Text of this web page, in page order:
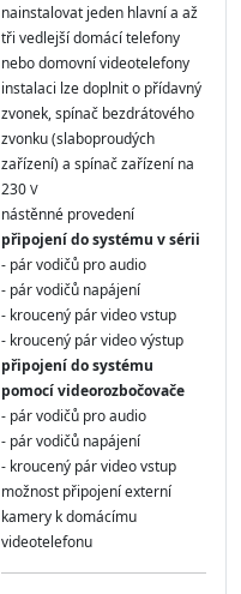
nainstalovat jeden hlavní a až
tři vedlejší domácí telefony
nebo domovní videotelefony
instalaci lze doplnit o přídavný
zvonek, spínač bezdrátového
zvonku (slaboproudých
zařízení) a spínač zařízení na
230 V
nástěnné provedení
připojení do systému v sérii
- pár vodičů pro audio
- pár vodičů napájení
- kroucený pár video vstup
- kroucený pár video výstup
připojení do systému
pomocí videorozbočovače
- pár vodičů pro audio
- pár vodičů napájení
- kroucený pár video vstup
možnost připojení externí
kamery k domácímu
videotelefonu